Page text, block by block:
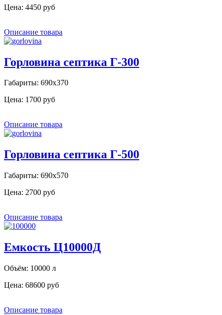
Цена: 4450 руб
Описание товара
Горловина септика Г-300
Габариты: 690х370
Цена: 1700 руб
Описание товара
Горловина септика Г-500
Габариты: 690х570
Цена: 2700 руб
Описание товара
Емкость Ц10000Д
Объём: 10000 л
Цена: 68600 руб
Описание товара